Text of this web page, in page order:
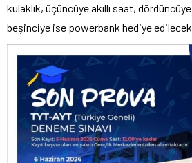
kulaklık, üçüncüye akıllı saat,
beşinciye ise powerbank hediye edilecek.